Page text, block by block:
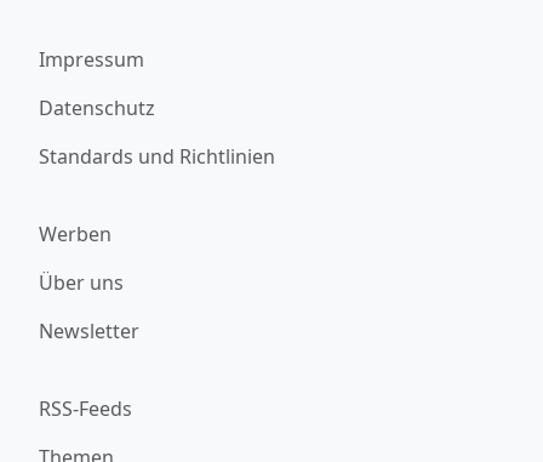
Impressum
Datenschutz
Standards und Richtlinien
Werben
Über uns
Newsletter
RSS-Feeds